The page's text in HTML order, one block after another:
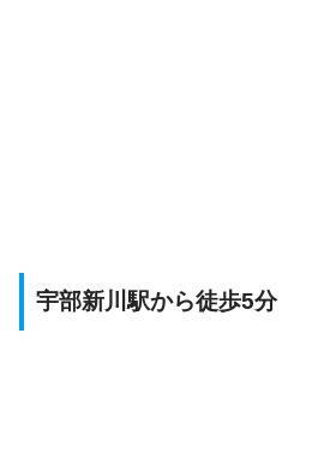
宇部新川駅から徒歩5分